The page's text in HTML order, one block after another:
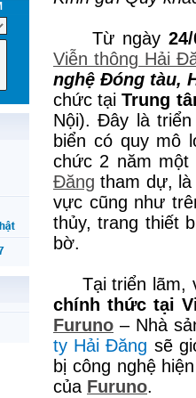
Từ ngày
Viễn thông Hải
nghệ Đóng tàu,
chức tạiTrung
Nội). Đây là
biển có quy mô
chức 2 năm
Đăng tham dự, là
vực cũng như
thủy, trang thiết
bờ.
Tại triển lãm,
chính thức tại
Furuno – Nhà
ty Hải Đăng sẽ
bị công nghệ
của Furuno.